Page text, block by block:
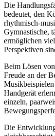
Die
bedeutet, den
rhythmisch-
Gymnastische,
ermöglichen
Perspektiven
Beim Lösen
Freude an der
Handgerät
einzeln,
Die